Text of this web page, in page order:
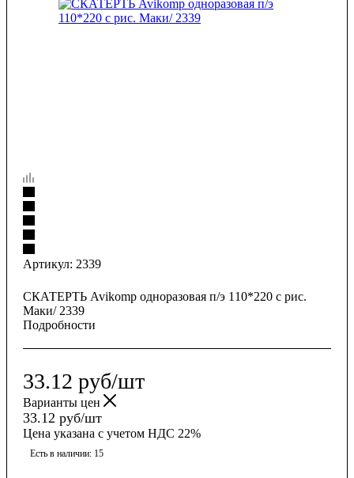
Артикул: 2339
СКАТЕРТЬ Avikomp одноразовая п/э 110*220 с рис.
Маки/ 2339
Подробности
33.12 руб/шт
Варианты цен
33.12 руб/шт
Цена указана с учетом НДС 22%
Есть в наличии: 15